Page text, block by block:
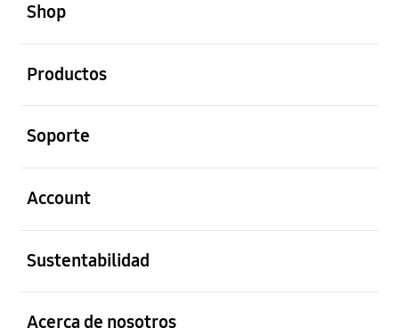
Shop
Productos
Soporte
Account
Sustentabilidad
Acerca de nosotros